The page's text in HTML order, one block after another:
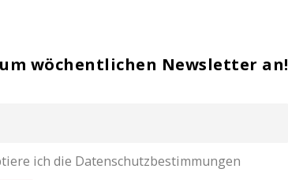
wöchentlichen Newsletter an!
ich die Datenschutzbestimmungen